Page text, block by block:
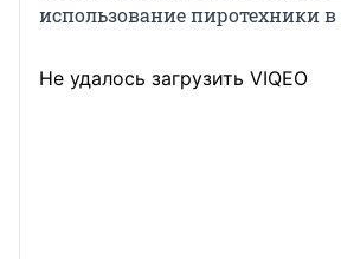
использование пиротехники
Не удалось загрузить VIQEO